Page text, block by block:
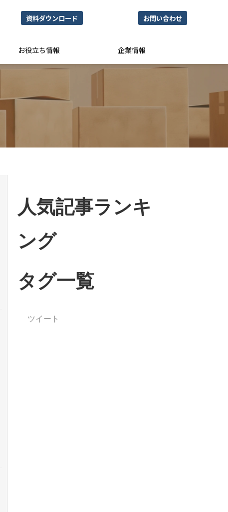
資料ダウンロード お問い合わせ
お役立ち情報 企業情報
人気記事ランキ
ング
タグ一覧
ツイート